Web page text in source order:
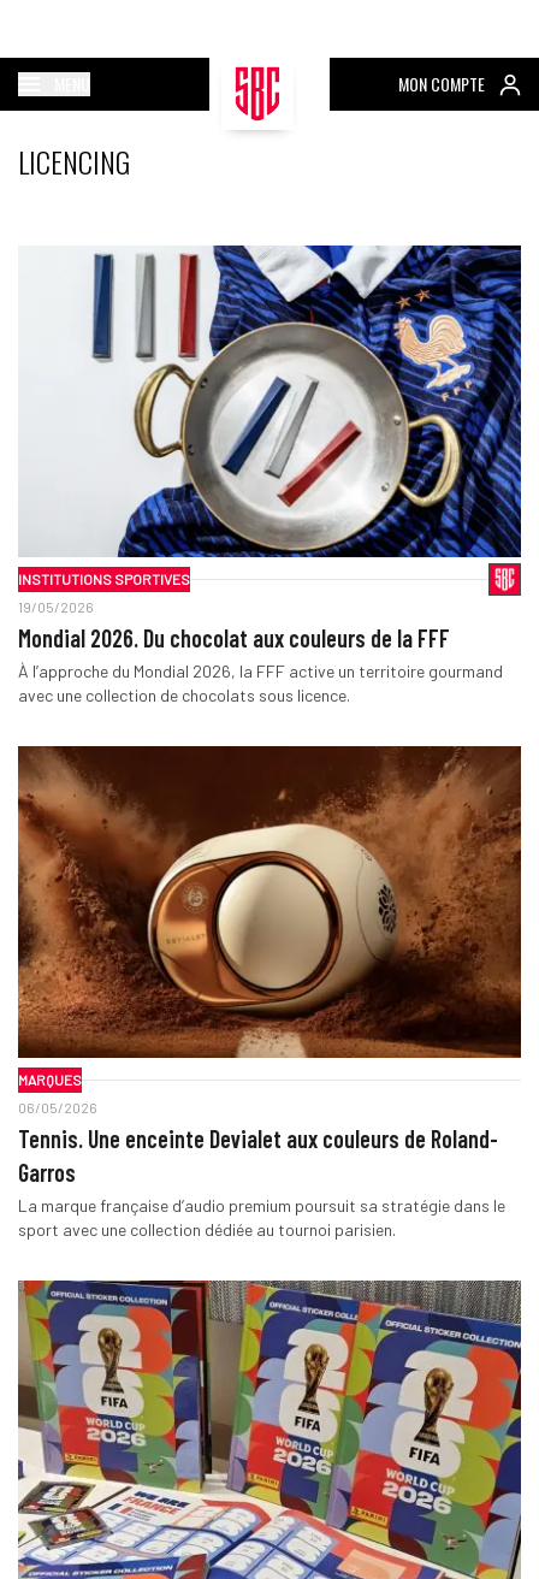
MON COMPTE
LICENCING
INSTITUTIONS SPORTIVES
19/05/2026
Mondial 2026. Du chocolat aux couleurs de la FFF
À l’approche du Mondial 2026, la FFF active un territoire gourmand
avec une collection de chocolats sous licence.
MARQUES
06/05/2026
Tennis. Une enceinte Devialet aux couleurs de Roland-
Garros
La marque française d’audio premium poursuit sa stratégie dans le
sport avec une collection dédiée au tournoi parisien.